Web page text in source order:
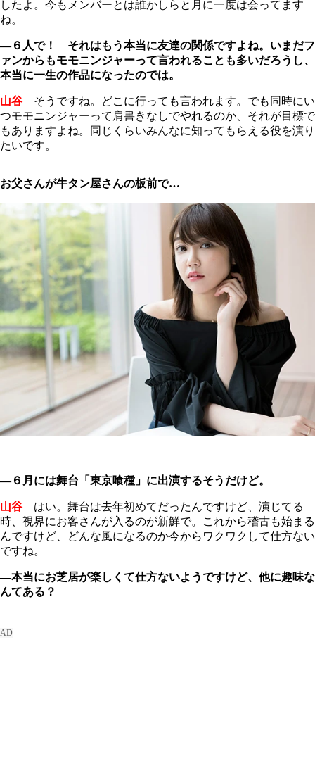
したよ。今もメンバーとは誰かしらと月に一度は会ってます
ね。
―６人で！ それはもう本当に友達の関係ですよね。いまだフ
ァンからもモモニンジャーって言われることも多いだろうし、
本当に一生の作品になったのでは。
山谷 そうですね。どこに行っても言われます。でも同時にい
つモモニンジャーって肩書きなしでやれるのか、それが目標で
もありますよね。同じくらいみんなに知ってもらえる役を演り
たいです。
お父さんが牛タン屋さんの板前で…
―６月には舞台「東京喰種」に出演するそうだけど。
山谷 はい。舞台は去年初めてだったんですけど、演じてる
時、視界にお客さんが入るのが新鮮で。これから稽古も始まる
んですけど、どんな風になるのか今からワクワクして仕方ない
ですね。
―本当にお芝居が楽しくて仕方ないようですけど、他に趣味な
んてある？